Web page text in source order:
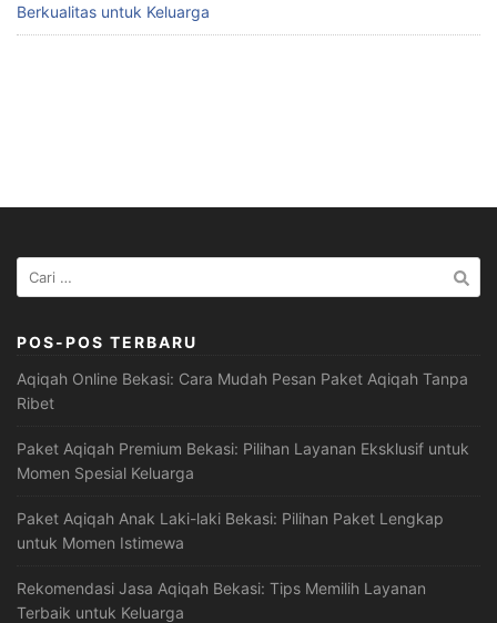
Berkualitas untuk Keluarga
Cari
untuk:
POS-POS TERBARU
Aqiqah Online Bekasi: Cara Mudah Pesan Paket Aqiqah Tanpa
Ribet
Paket Aqiqah Premium Bekasi: Pilihan Layanan Eksklusif untuk
Momen Spesial Keluarga
Paket Aqiqah Anak Laki-laki Bekasi: Pilihan Paket Lengkap
untuk Momen Istimewa
Rekomendasi Jasa Aqiqah Bekasi: Tips Memilih Layanan
Terbaik untuk Keluarga